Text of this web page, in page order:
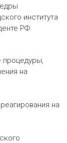
института
РФ.
процедуры,
на
на